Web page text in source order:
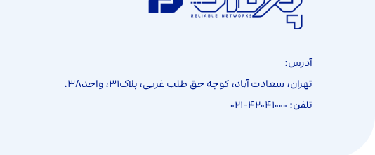
آدرس:
تهران، سعادت آباد، کوچه حق طلب غربی، پلاک۳۱، واحد۳۸.
تلفن: ۴۲۰۴۱۰۰۰-۰۲۱